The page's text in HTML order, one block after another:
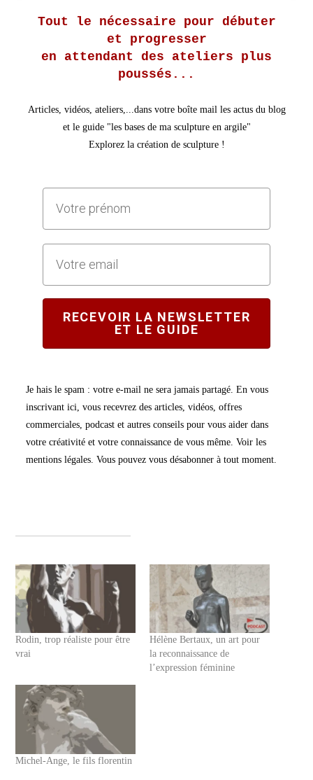
Tout le nécessaire pour débuter
et progresser
en attendant des ateliers plus
poussés...
Articles, vidéos, ateliers,...dans votre boîte mail les actus du blog
et le guide "les bases de ma sculpture en argile"
Explorez la création de sculpture !
RECEVOIR LA NEWSLETTER
ET LE GUIDE
Je hais le spam : votre e-mail ne sera jamais partagé. En vous
inscrivant ici, vous recevrez des articles, vidéos, offres
commerciales, podcast et autres conseils pour vous aider dans
votre créativité et votre connaissance de vous même. Voir les
mentions légales. Vous pouvez vous désabonner à tout moment.
Rodin, trop réaliste pour être
vrai
Hélène Bertaux, un art pour
la reconnaissance de
l’expression féminine
Michel-Ange, le fils florentin